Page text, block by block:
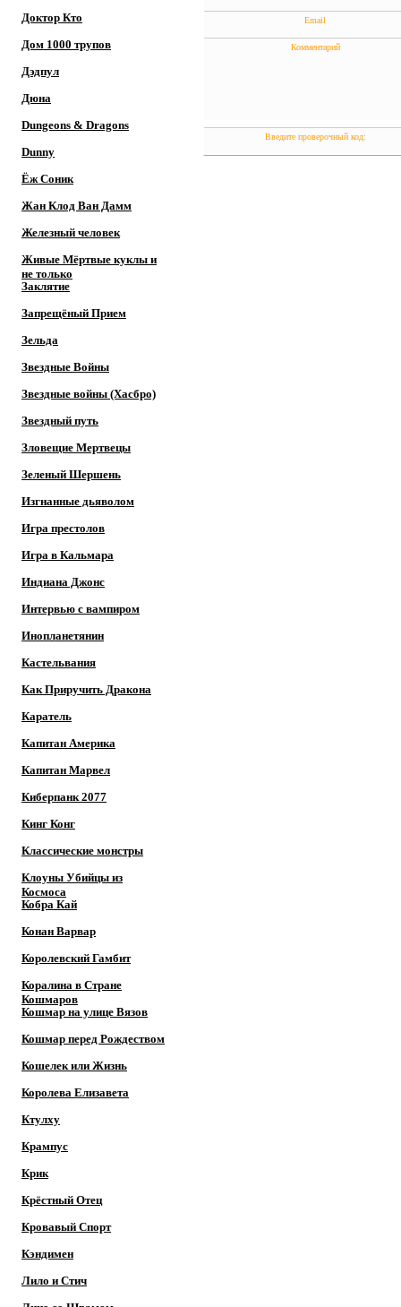
Доктор Кто
Дом 1000 трупов
Дэдпул
Дюна
Dungeons & Dragons
Dunny
Ёж Соник
Жан Клод Ван Дамм
Железный человек
Живые Мёртвые куклы и
не только
Заклятие
Запрещёный Прием
Зельда
Звездные Войны
Звездные войны (Хасбро)
Звездный путь
Зловещие Мертвецы
Зеленый Шершень
Изгнанные дьяволом
Игра престолов
Игра в Кальмара
Индиана Джонс
Интервью с вампиром
Инопланетянин
Кастельвания
Как Приручить Дракона
Каратель
Капитан Америка
Капитан Марвел
Киберпанк 2077
Кинг Конг
Классические монстры
Клоуны Убийцы из
Космоса
Кобра Кай
Конан Варвар
Королевский Гамбит
Коралина в Стране
Кошмаров
Кошмар на улице Вязов
Кошмар перед Рождеством
Кошелек или Жизнь
Королева Елизавета
Ктулху
Крампус
Крик
Крёстный Отец
Кровавый Спорт
Кэндимен
Лило и Стич
Email
Комментарий
Введите проверочный код: